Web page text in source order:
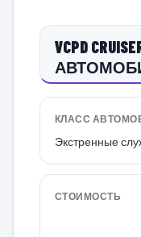
VCPD
КЛАСС
Экстренные
СТОИМОСТЬ